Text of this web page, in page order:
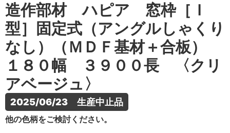
造作部材 ハピア 窓枠［Ｉ
型］固定式（アングルしゃくり
なし）（ＭＤＦ基材＋合板）
１８０幅 ３９００長 〈クリ
アベージュ〉
2025/06/23　生産中止品
他の色柄をご検討ください。